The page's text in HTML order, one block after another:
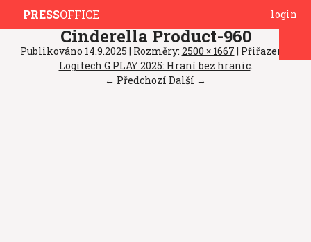
PRESSOFFICE login
Cinderella Product-960
Publikováno 14.9.2025 | Rozměry: 2500 × 1667 | Přiřazeno:
Logitech G PLAY 2025: Hraní bez hranic.
← Předchozí Další →